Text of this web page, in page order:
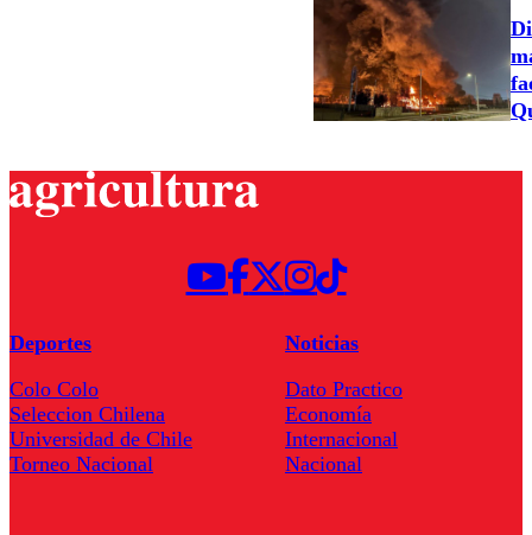
Deportes
Colo Colo
Seleccion Chilena
Universidad de Chile
Torneo Nacional
Noticias
Dato Practico
Economía
Internacional
Nacional